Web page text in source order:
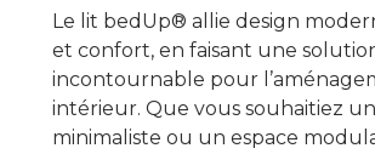
Le lit bedUp® allie design
et confort, en faisant une
incontournable pour
intérieur. Que vous souhaitiez
minimaliste ou un espace